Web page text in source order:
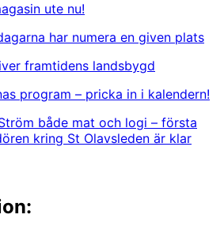
ute nu!
har numera en given plats
framtidens landsbygd
program – pricka in i kalendern!
både mat och logi – första
kring St Olavsleden är klar